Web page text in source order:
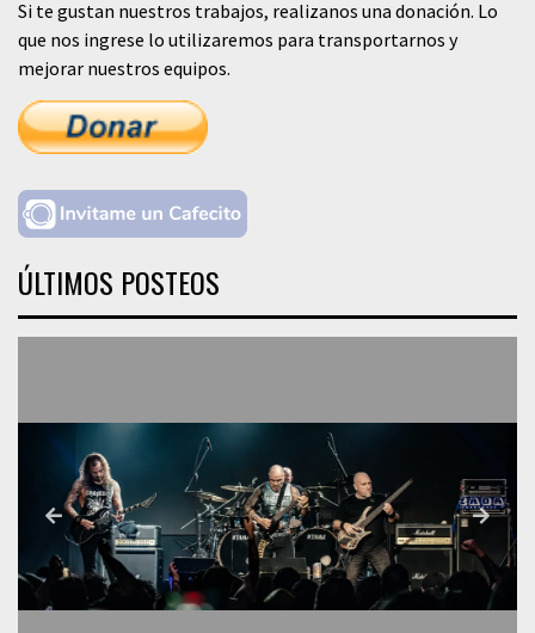
Si te gustan nuestros trabajos, realizanos una donación. Lo
que nos ingrese lo utilizaremos para transportarnos y
mejorar nuestros equipos.
ÚLTIMOS POSTEOS